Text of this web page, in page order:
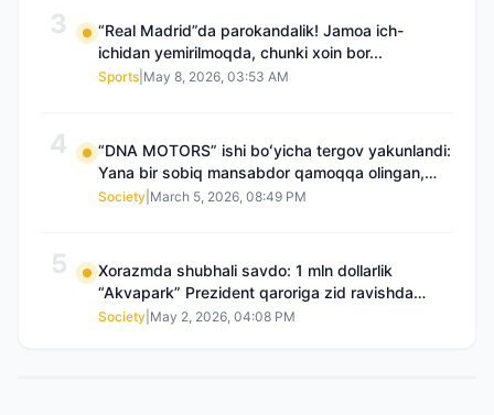
3
“Real Madrid”da parokandalik! Jamoa ich-
ichidan yemirilmoqda, chunki xoin bor...
Sports May 8, 2026, 03:53 AM
4
“DNA MOTORS” ishi boʻyicha tergov yakunlandi:
Yana bir sobiq mansabdor qamoqqa olingan,
Saidnazirxanovaning “zami” gʻoyib boʻlgan
Society March 5, 2026, 08:49 PM
5
Xorazmda shubhali savdo: 1 mln dollarlik
“Akvapark” Prezident qaroriga zid ravishda
sotilgani maʼlum boʻldi
Society May 2, 2026, 04:08 PM